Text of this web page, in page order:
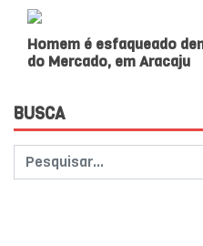
Homem é esfaqueado
do Mercado, em Aracaju
BUSCA